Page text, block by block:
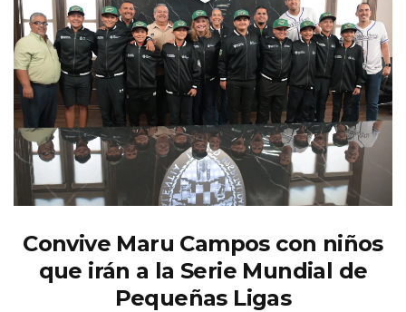
Convive Maru Campos con niños
que irán a la Serie Mundial de
Pequeñas Ligas